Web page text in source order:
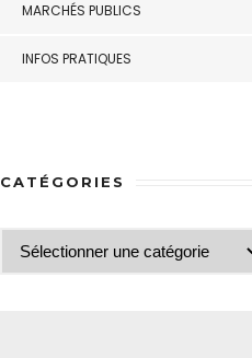
MARCHÉS PUBLICS
INFOS PRATIQUES
CATÉGORIES